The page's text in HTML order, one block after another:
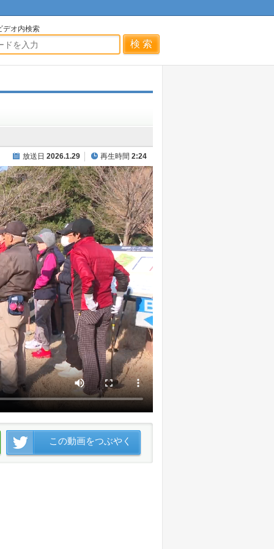
デオ内検索
放送日 2026.1.29 再生時間 2:24
この動画をつぶやく